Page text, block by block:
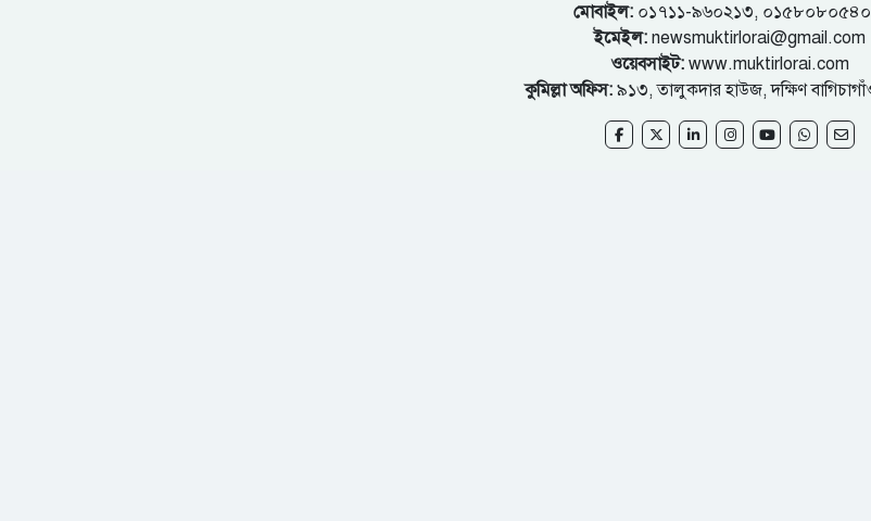
মোবাইল:০১৭১১-৯৬০২১৩,
ইমেইল: newsmuktirlorai@gmail.com
ওয়েবসাইট: www.muktirlorai.com
কুমিল্লা অফিস: ৯১৩, তালুকদার হাউজ, দক্ষিণ